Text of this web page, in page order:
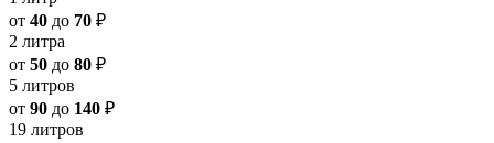
от 40 до 70 ₽
2 литра
от 50 до 80 ₽
5 литров
от 90 до 140 ₽
19 литров